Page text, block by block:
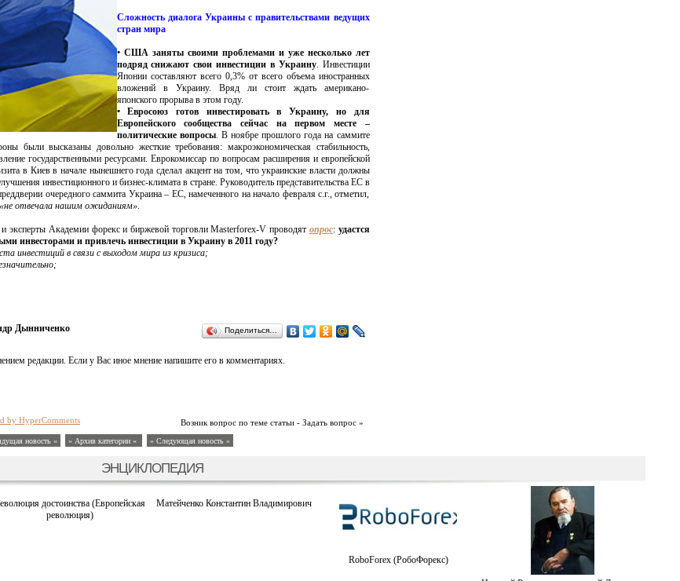
Сложность диалога Украины с правительствами ведущих
стран мира
• США заняты своими проблемами и уже несколько лет
подряд снижают свои инвестиции в Украину. Инвестиции
Японии составляют всего 0,3% от всего объема иностранных
вложений в Украину. Вряд ли стоит ждать американо-
японского прорыва в этом году.
• Евросоюз готов инвестировать в Украину, но для
Европейского сообщества сейчас на первом месте –
политические вопросы. В ноябре прошлого года на саммите
были высказаны довольно жесткие требования: макроэкономическая стабильность,
государственными ресурсами. Еврокомиссар по вопросам расширения и европейской
в Киев в начале нынешнего года сделал акцент на том, что украинские власти должны
инвестиционного и бизнес-климата в стране. Руководитель представительства ЕС в
очередного саммита Украина – ЕС, намеченного на начало февраля с.г., отметил,
«не отвечала нашим ожиданиям».
эксперты Академии форекс и биржевой торговли Masterforex-V проводят опрос: удастся
инвесторами и привлечь инвестиции в Украину в 2011 году?
инвестиций в связи с выходом мира из кризиса;
Дынниченко Поделиться…
редакции. Если у Вас иное мнение напишите его в комментариях.
Возник вопрос по теме статьи - Задать вопрос »
by HyperComments
новость « » Архив категории « » Следующая новость »
ЭНЦИКЛОПЕДИЯ
достоинства (Европейская
революция)
Матейченко Константин Владимирович
RoboForex (РобоФорекс)